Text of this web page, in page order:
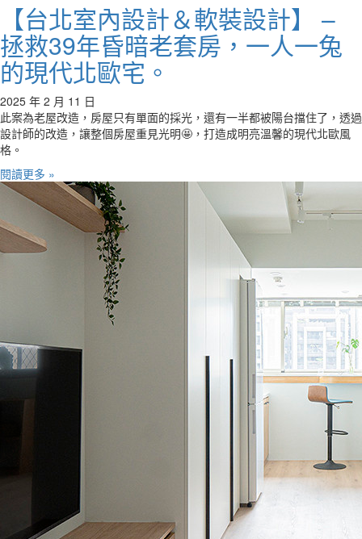
【台北室內設計＆軟裝設計】 –
拯救39年昏暗老套房，一人一兔
的現代北歐宅。
2025 年 2 月 11 日
此案為老屋改造，房屋只有單面的採光，還有一半都被陽台擋住了，透過
設計師的改造，讓整個房屋重見光明🤩，打造成明亮溫馨的現代北歐風
格。
閱讀更多 »